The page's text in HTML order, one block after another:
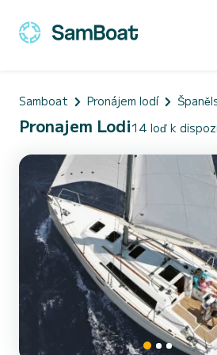
Samboat Pronájem lodí
Pronajem Lodi14 loď k